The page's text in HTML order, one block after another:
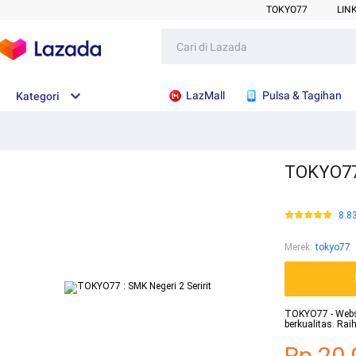
TOKYO77
Kategori LazMall Pulsa & Tagihan
Merek: tokyo77
TOKYO77 -
berkualitas.